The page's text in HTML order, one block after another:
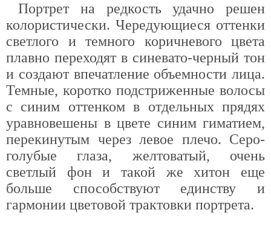
Портрет на редкость удачно решен
колористически. Чередующиеся оттенки
светлого и темного коричневого цвета
плавно переходят в синевато-черный тон
и создают впечатление объемности лица.
Темные, коротко подстриженные волосы
с синим оттенком в отдельных прядях
уравновешены в цвете синим гиматием,
перекинутым через левое плечо. Серо-
голубые глаза, желтоватый, очень
светлый фон и такой же хитон еще
больше способствуют единству и
гармонии цветовой трактовки портрета.